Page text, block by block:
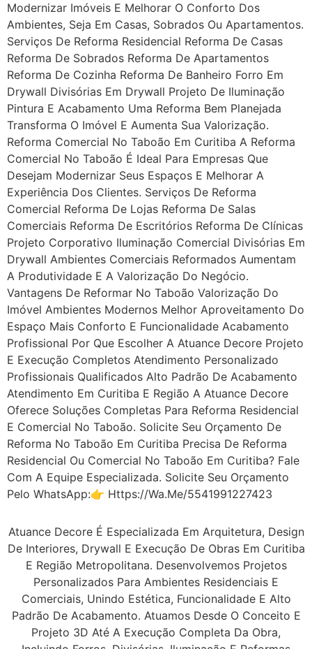
Modernizar Imóveis E Melhorar O Conforto Dos
Ambientes, Seja Em Casas, Sobrados Ou Apartamentos.
Serviços De Reforma Residencial Reforma De Casas
Reforma De Sobrados Reforma De Apartamentos
Reforma De Cozinha Reforma De Banheiro Forro Em
Drywall Divisórias Em Drywall Projeto De Iluminação
Pintura E Acabamento Uma Reforma Bem Planejada
Transforma O Imóvel E Aumenta Sua Valorização.
Reforma Comercial No Taboão Em Curitiba A Reforma
Comercial No Taboão É Ideal Para Empresas Que
Desejam Modernizar Seus Espaços E Melhorar A
Experiência Dos Clientes. Serviços De Reforma
Comercial Reforma De Lojas Reforma De Salas
Comerciais Reforma De Escritórios Reforma De Clínicas
Projeto Corporativo Iluminação Comercial Divisórias Em
Drywall Ambientes Comerciais Reformados Aumentam
A Produtividade E A Valorização Do Negócio.
Vantagens De Reformar No Taboão Valorização Do
Imóvel Ambientes Modernos Melhor Aproveitamento Do
Espaço Mais Conforto E Funcionalidade Acabamento
Profissional Por Que Escolher A Atuance Decore Projeto
E Execução Completos Atendimento Personalizado
Profissionais Qualificados Alto Padrão De Acabamento
Atendimento Em Curitiba E Região A Atuance Decore
Oferece Soluções Completas Para Reforma Residencial
E Comercial No Taboão. Solicite Seu Orçamento De
Reforma No Taboão Em Curitiba Precisa De Reforma
Residencial Ou Comercial No Taboão Em Curitiba? Fale
Com A Equipe Especializada. Solicite Seu Orçamento
Pelo WhatsApp:👉 Https://wa.me/5541991227423
Atuance Decore É Especializada Em Arquitetura, Design
De Interiores, Drywall E Execução De Obras Em Curitiba
E Região Metropolitana. Desenvolvemos Projetos
Personalizados Para Ambientes Residenciais E
Comerciais, Unindo Estética, Funcionalidade E Alto
Padrão De Acabamento. Atuamos Desde O Conceito E
Projeto 3D Até A Execução Completa Da Obra,